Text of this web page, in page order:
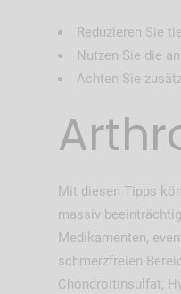
Reduzieren Sie
Nutzen Sie die
Achten Sie
Mit diesen Tipps
massiv
Medikamenten,
schmerzfreien
Chondroitinsulfat,